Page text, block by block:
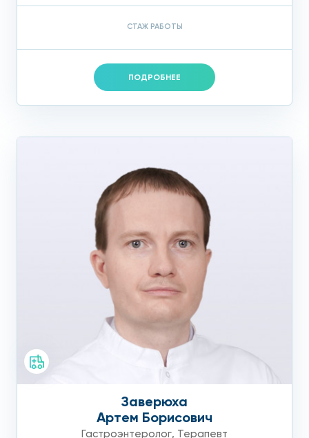
СТАЖ РАБОТЫ
ПОДРОБНЕЕ
Заверюха
Артем Борисович
Гастроэнтеролог, Терапевт